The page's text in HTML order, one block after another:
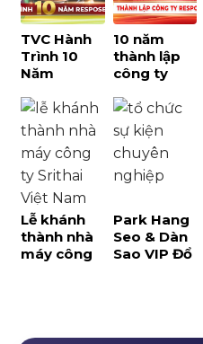
TVC Hành
Trình 10
Năm
Việt Nam
10 năm
thành lập
công ty
Việt Nam –
hành trình
đong đầy
cảm xúc
Lễ khánh
thành nhà
máy công
ngập tràn
Park Hang
Seo & Dàn
Sao VIP Đổ
CTCBIO